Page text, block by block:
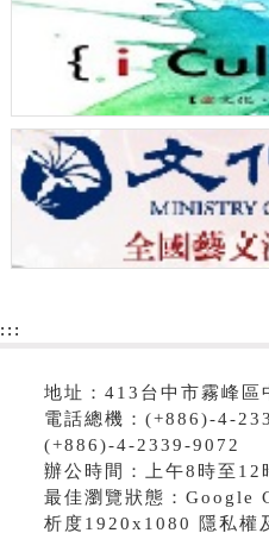
:::
地址：413台中市霧峰區
電話總機：(+886)-4-
(+886)-4-2339-9072
辦公時間：上午8時至12
最佳瀏覽狀態：Google
析度1920x1080 隱私權